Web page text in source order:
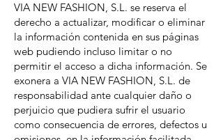
VIA NEW FASHION, S.L. se reserva el
derecho a actualizar, modificar o eliminar
la información contenida en sus páginas
web pudiendo incluso limitar o no
permitir el acceso a dicha información. Se
exonera a VIA NEW FASHION, S.L. de
responsabilidad ante cualquier daño o
perjuicio que pudiera sufrir el usuario
como consecuencia de errores, defectos u